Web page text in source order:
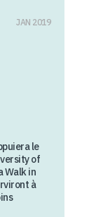
JAN 2019
le
of
Walk in
à